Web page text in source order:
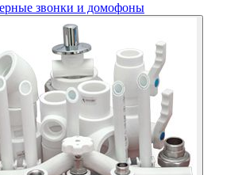
звонки и домофоны